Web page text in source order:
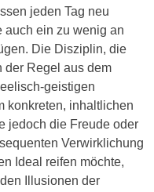
jeden Tag neu
auch ein zu wenig an
Die Disziplin, die
der Regel aus dem
geistigen
konkreten, inhaltlichen
jedoch die Freude oder
Verwirklichung
Ideal reifen möchte,
Illusionen der